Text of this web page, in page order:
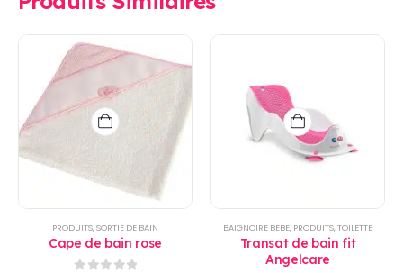
PRODUITS,SORTIE DE BAIN
Cape de bain rose
BAIGNOIRE BEBE, PRODUITS,TOILETTE
Transat de bain fit
Angelcare